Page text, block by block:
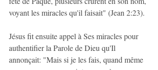
voyant les miracles qu'il faisait" (Jean 2:23).
Jésus fit ensuite appel à Ses miracles pour
authentifier la Parole de Dieu qu'Il
annonçait: "Mais si je les fais, quand même